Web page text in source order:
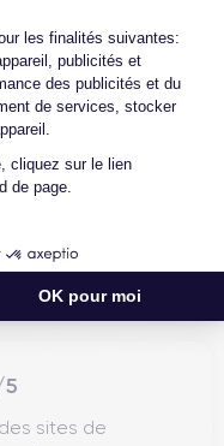
les finalités suivantes:
publicités et
des publicités et du
de services, stocker
cliquez sur le lien
de page.
OK pour moi
sites de